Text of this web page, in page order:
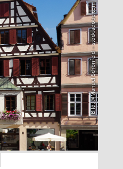
Bild: @Manuel Schönfeld – stock.adobe.com